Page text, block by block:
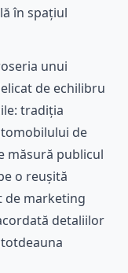
în spațiul
unui
de echilibru
tradiția
de
măsură publicul
o reușită
de marketing
detaliilor